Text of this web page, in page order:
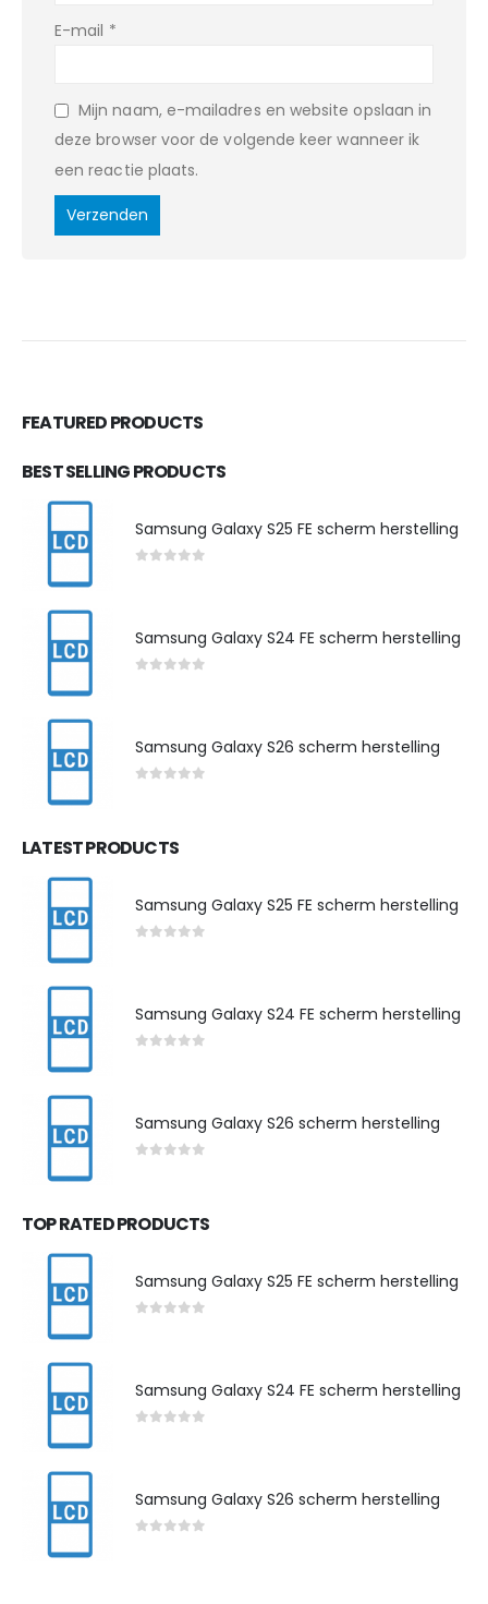
E-mail *
Mijn naam, e-mailadres en website opslaan in
deze browser voor de volgende keer wanneer ik
een reactie plaats.
FEATURED PRODUCTS
BEST SELLING PRODUCTS
Samsung Galaxy S25 FE scherm herstelling
Samsung Galaxy S24 FE scherm herstelling
Samsung Galaxy S26 scherm herstelling
LATEST PRODUCTS
Samsung Galaxy S25 FE scherm herstelling
Samsung Galaxy S24 FE scherm herstelling
Samsung Galaxy S26 scherm herstelling
TOP RATED PRODUCTS
Samsung Galaxy S25 FE scherm herstelling
Samsung Galaxy S24 FE scherm herstelling
Samsung Galaxy S26 scherm herstelling